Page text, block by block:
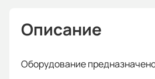
Описание
Оборудование